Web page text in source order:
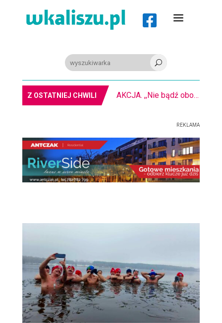
 a
U
Z OSTATNIEJ CHWILI AKCJA. ,,Nie bądź obojętny” na kaliskim rynku
REKLAMA